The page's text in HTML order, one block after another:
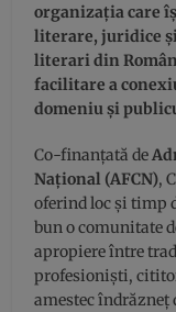
organizația care
literare, juridice
literari din
facilitare a
domeniu și
Co-finanțată de
Național (AFCN),
oferind loc și timp
bun o comunitate
apropiere între
profesioniști,
amestec